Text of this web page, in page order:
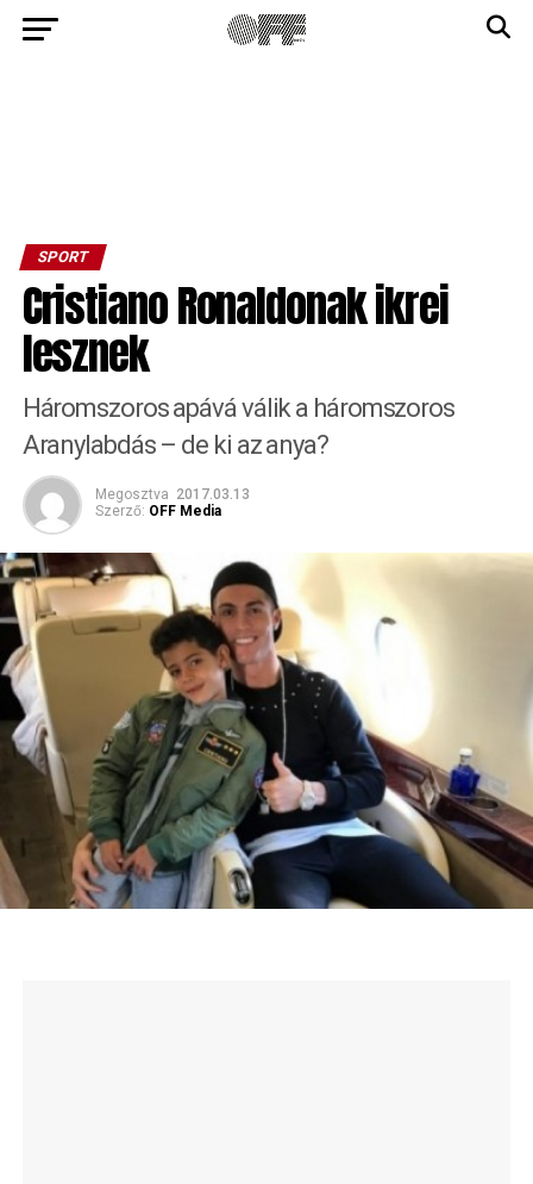
SPORT
Cristiano Ronaldonak ikrei
lesznek
Háromszoros apává válik a háromszoros
Aranylabdás – de ki az anya?
Megosztva 2017.03.13
Szerző: OFF Media